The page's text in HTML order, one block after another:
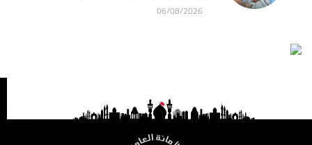
06/08/2026